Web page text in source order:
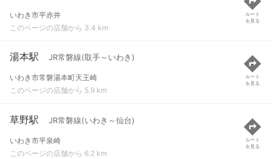
いわき市平赤井
このページの店舗から 3.4 km
ルート
を見る
湯本駅 JR常磐線(取手～いわき)
いわき市常磐湯本町天王崎
このページの店舗から 5.9 km
ルート
を見る
草野駅 JR常磐線(いわき～仙台)
いわき市平泉崎
このページの店舗から 6.2 km
ルート
を見る